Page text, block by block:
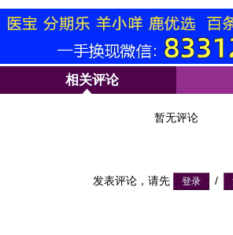
相关评论
暂无评论
发表评论，请先 /